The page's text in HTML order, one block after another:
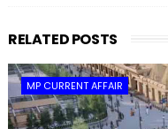
RELATED POSTS
MP CURRENT AFFAIR